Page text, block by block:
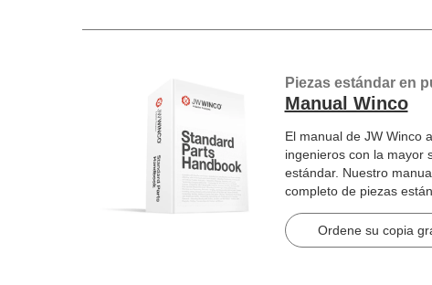
Piezas estándar en
Manual Winco
El manual de JW Winco
ingenieros con la mayor
estándar. Nuestro
completo de piezas
artículos en 2184
Ordene su copia